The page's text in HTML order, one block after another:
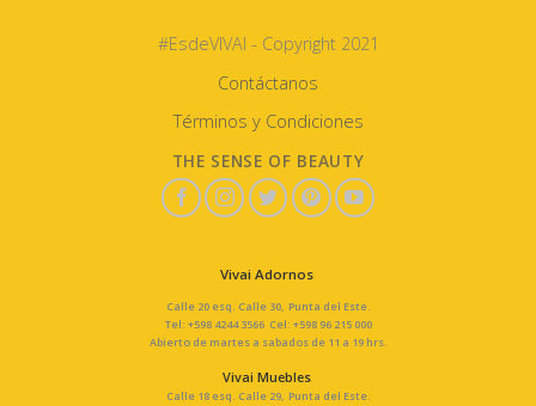
#EsdeVIVAI - Copyright 2021
Contáctanos
Términos y Condiciones
THE SENSE OF BEAUTY
Vivai Adornos
Calle 20 esq. Calle 30, Punta del Este.
Tel: +598 4244 3566 Cel: +598 96 215 000
Abierto de martes a sabados de 11 a 19 hrs.
Vivai Muebles
Calle 18 esq. Calle 29, Punta del Este.